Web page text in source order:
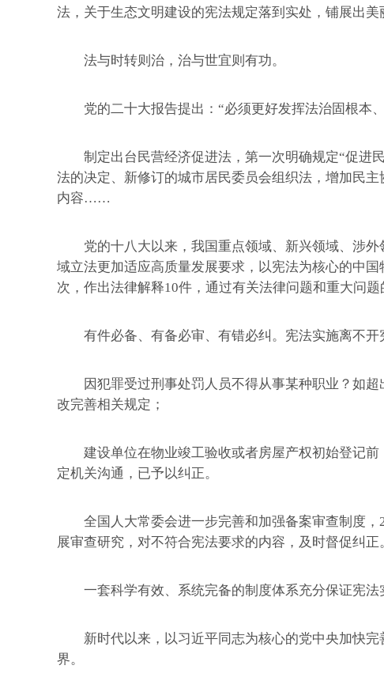
法，关于生态文明建设的宪法规定落到实处，铺展出美
法与时转则治，治与世宜则有功。
党的二十大报告提出：“必须更好发挥法治固根本、
制定出台民营经济促进法，第一次明确规定“促进民
法的决定、新修订的城市居民委员会组织法，增加民
内容……
党的十八大以来，我国重点领域、新兴领域、涉外
域立法更加适应高质量发展要求，以宪法为核心的中
次，作出法律解释10件，通过有关法律问题和重大问题
有件必备、有备必审、有错必纠。宪法实施离不开
因犯罪受过刑事处罚人员不得从事某种职业？如超
改完善相关规定；
建设单位在物业竣工验收或者房屋产权初始登记前
定机关沟通，已予以纠正。
全国人大常委会进一步完善和加强备案审查制度，
展审查研究，对不符合宪法要求的内容，及时督促纠正
一套科学有效、系统完备的制度体系充分保证宪法
新时代以来，以习近平同志为核心的党中央加快完
界。